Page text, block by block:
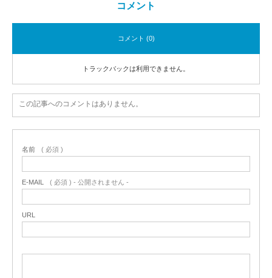
コメント
コメント (0)
トラックバックは利用できません。
この記事へのコメントはありません。
名前 ( 必須 )
E-MAIL ( 必須 ) - 公開されません -
URL